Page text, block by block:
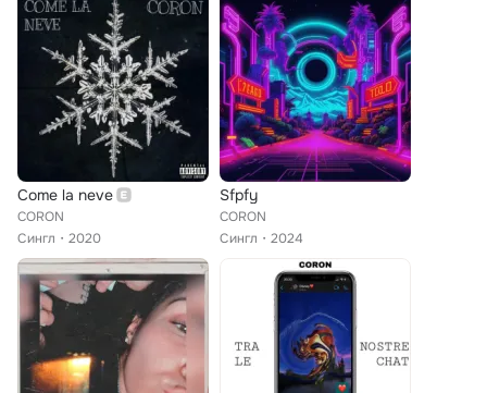
Come la neve
CORON
Сингл
2020
Sfpfy
CORON
Сингл
2024